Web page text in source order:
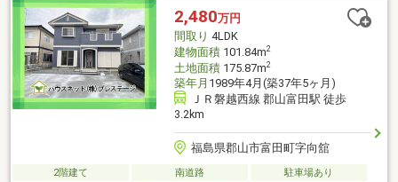
ｎｅｔでＩＤ検索・『頭金 0円』『車のローンが残ってる』『転
職したばかり』そんな方もご購入可能です
2,480万円
間取り 4LDK
建物面積101.84m2
土地面積175.87m2
築年月 1989年4月(築37年5ヶ月)
ＪＲ磐越西線 郡山富田駅 徒歩
3.2km
福島県郡山市富田町字向舘
2階建て 南道路
駐車場あり